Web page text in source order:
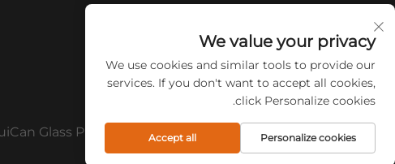
الأسئلة الشائعة
حقوق الطبع والنشر © 2026 شركة Xuzhou CuiCan Glass Products المحدودة. جميع الحقوق محفوظة.
We value your privacy
We use cookies and similar tools to provide our
services. If you don't want to accept all cookies,
click Personalize cookies.
Personalize cookies
Accept all